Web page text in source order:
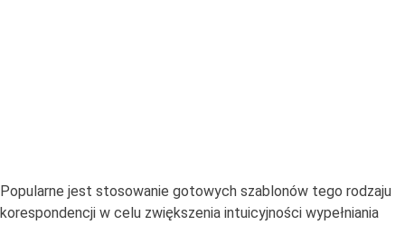
Popularne jest stosowanie gotowych szablonów tego rodzaju
korespondencji w celu zwiększenia intuicyjności wypełniania